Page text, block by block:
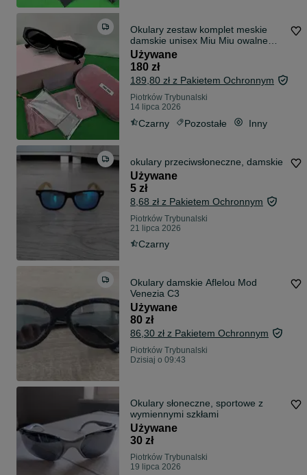
Okulary zestaw komplet meskie
damskie unisex Miu Miu owalne
Premium
Używane
180 zł
189,80 zł z Pakietem Ochronnym
Piotrków Trybunalski
14 lipca 2026
Czarny Pozostałe Inny
okulary przeciwsłoneczne, damskie
Używane
5 zł
8,68 zł z Pakietem Ochronnym
Piotrków Trybunalski
21 lipca 2026
Czarny
Okulary damskie Aflelou Mod
Venezia C3
Używane
80 zł
86,30 zł z Pakietem Ochronnym
Piotrków Trybunalski
Dzisiaj o 09:43
Okulary słoneczne, sportowe z
wymiennymi szkłami
Używane
30 zł
Piotrków Trybunalski
19 lipca 2026